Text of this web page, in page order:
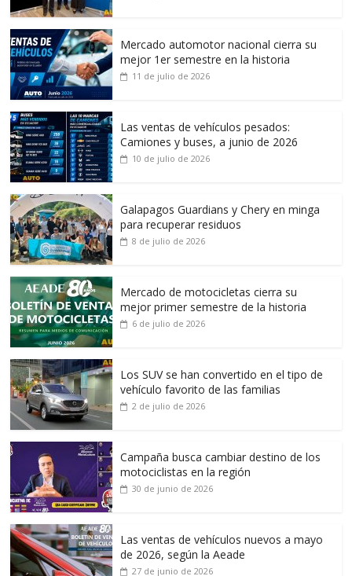
Mercado automotor nacional cierra su
mejor 1er semestre en la historia
11 de julio de 2026
Las ventas de vehículos pesados:
Camiones y buses, a junio de 2026
10 de julio de 2026
Galapagos Guardians y Chery en minga
para recuperar residuos
8 de julio de 2026
Mercado de motocicletas cierra su
mejor primer semestre de la historia
6 de julio de 2026
Los SUV se han convertido en el tipo de
vehículo favorito de las familias
2 de julio de 2026
Campaña busca cambiar destino de los
motociclistas en la región
30 de junio de 2026
Las ventas de vehículos nuevos a mayo
de 2026, según la Aeade
27 de junio de 2026